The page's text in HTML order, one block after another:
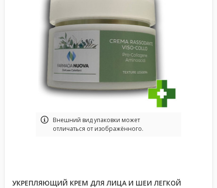
Bнешний вид упаковки может
отличаться от изображённого.
УКРЕПЛЯЮЩИЙ КРЕМ ДЛЯ ЛИЦА И ШЕИ ЛЕГКОЙ